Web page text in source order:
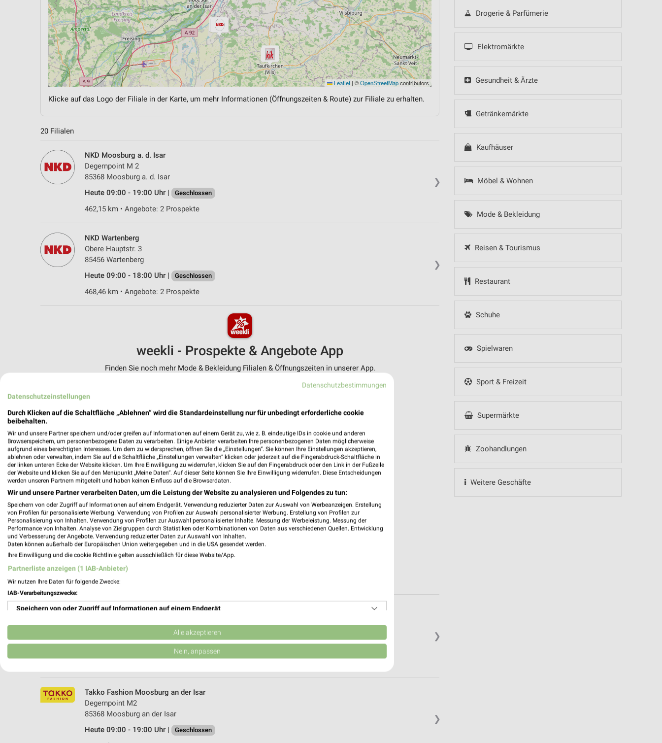
Drogerie & Parfümerie
Elektromärkte
Gesundheit & Ärzte
Getränkemärkte
Kaufhäuser
Möbel & Wohnen
Mode & Bekleidung
Reisen & Tourismus
Restaurant
Schuhe
Spielwaren
Sport & Freizeit
Supermärkte
Zoohandlungen
Weitere Geschäfte
Leaflet | ©OpenStreetMapcontributors
Klicke auf das Logo der Filiale in der Karte, um mehr Informationen (Öffnungszeiten & Route) zur Filiale zu erhalten.
20 Filialen
❯
NKD Moosburg a. d. Isar
Degernpoint M 2
85368 Moosburg a. d. Isar
Heute 09:00 - 19:00 Uhr |
Geschlossen
462,15 km • Angebote: 2 Prospekte
❯
NKD Wartenberg
Obere Hauptstr. 3
85456 Wartenberg
Heute 09:00 - 18:00 Uhr |
Geschlossen
468,46 km • Angebote: 2 Prospekte
weekli - Prospekte & Angebote App
Finden Sie noch mehr Mode & Bekleidung Filialen & Öffnungszeiten in unserer App.
✔Push-Benachrichtigungen bei neuen Prospekten
Einkaufsliste - Einkauf stressfrei planen
Nutze weekli auch mobil – App jetzt laden oder QR-Code scannen.
❯
KiK Wartenberg
Heute 09:00 - 18:00 Uhr | Geschlossen
❯
Takko Fashion Moosburg an der Isar
Degernpoint M2
85368 Moosburg an der Isar
Heute 09:00 - 19:00 Uhr |
Geschlossen
Datenschutzbestimmungen
Datenschutzeinstellungen
Durch Klicken auf die Schaltfläche „Ablehnen“ wird die Standardeinstellung nur für unbedingt erforderliche cookie
beibehalten.
Wir und unsere Partner speichern und/oder greifen auf Informationen auf einem Gerät zu, wie z. B. eindeutige IDs in cookie und anderen
Browserspeichern, um personenbezogene Daten zu verarbeiten. Einige Anbieter verarbeiten Ihre personenbezogenen Daten möglicherweise
aufgrund eines berechtigten Interesses. Um dem zu widersprechen, öffnen Sie die „Einstellungen“. Sie können Ihre Einstellungen akzeptieren,
ablehnen oder verwalten, indem Sie auf die Schaltfläche „Einstellungen verwalten“ klicken oder jederzeit auf die Fingerabdruck-Schaltfläche in
der linken unteren Ecke der Website klicken. Um Ihre Einwilligung zu widerrufen, klicken Sie auf den Fingerabdruck oder den Link in der Fußzeile
der Website und klicken Sie auf den Menüpunkt „Meine Daten“. Auf dieser Seite können Sie Ihre Einwilligung widerrufen. Diese Entscheidungen
werden unseren Partnern mitgeteilt und haben keinen Einfluss auf die Browserdaten.
Wir und unsere Partner verarbeiten Daten, um die Leistung der Website zu analysieren und Folgendes zu tun:
Speichern von oder Zugriff auf Informationen auf einem Endgerät. Verwendung reduzierter Daten zur Auswahl von Werbeanzeigen. Erstellung
von Profilen für personalisierte Werbung. Verwendung von Profilen zur Auswahl personalisierter Werbung. Erstellung von Profilen zur
Personalisierung von Inhalten. Verwendung von Profilen zur Auswahl personalisierter Inhalte. Messung der Werbeleistung. Messung der
Performance von Inhalten. Analyse von Zielgruppen durch Statistiken oder Kombinationen von Daten aus verschiedenen Quellen. Entwicklung
und Verbesserung der Angebote. Verwendung reduzierter Daten zur Auswahl von Inhalten.
Daten können außerhalb der Europäischen Union weitergegeben und in die USA gesendet werden.
Ihre Einwilligung und die cookie Richtlinie gelten ausschließlich für diese Website/App.
Partnerliste anzeigen (1 IAB-Anbieter)
Wir nutzen Ihre Daten für folgende Zwecke:
IAB-Verarbeitungszwecke:
Speichern von oder Zugriff auf Informationen auf einem Endgerät
Verwendung reduzierter Daten zur Auswahl von Werbeanzeigen
Erstellung von Profilen für personalisierte Werbung
Erstellung von Profilen zur Personalisierung von Inhalten
Verwendung von Profilen zur Auswahl personalisierter Inhalte
Messung der Werbeleistung
Alle akzeptieren
Nein, anpassen